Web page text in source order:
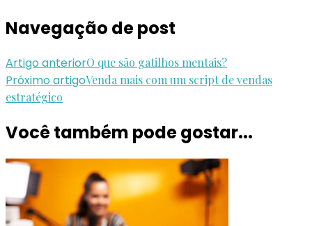
Navegação de post
Artigo anteriorO que são gatilhos mentais?
Próximo artigoVenda mais com um script de vendas
estratégico
Você também pode gostar...